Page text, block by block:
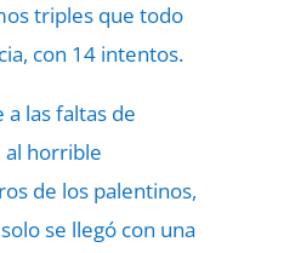
triples que todo
con 14 intentos.
a las faltas de
horrible
de los palentinos,
se llegó con una